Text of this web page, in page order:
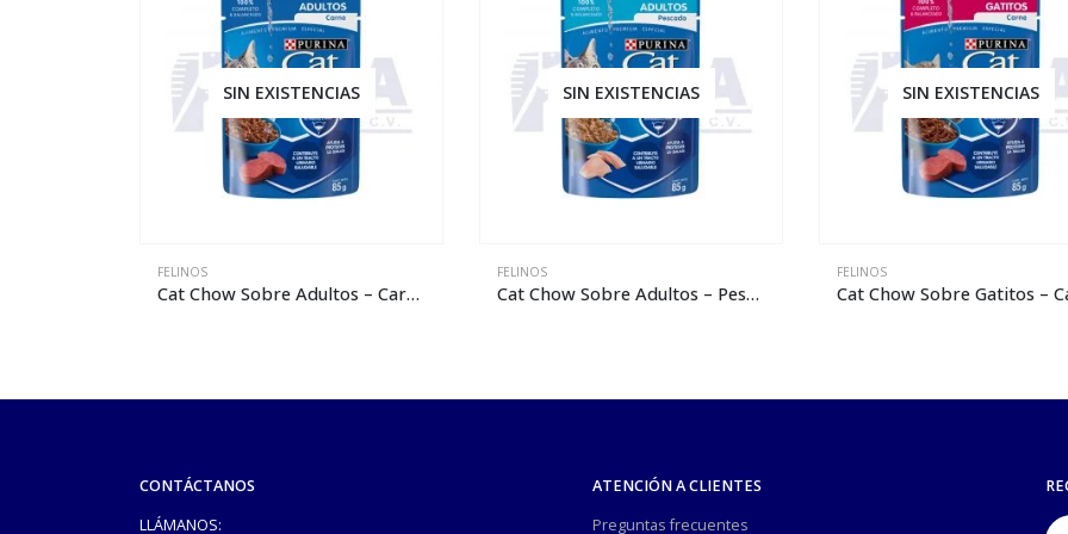
SIN EXISTENCIAS
FELINOS
Cat Chow Sobre Adultos – Pescado
SIN EXISTENCIAS
FELINOS
Cat Chow Sobre Gatitos – Carne
SIN EXISTENCIAS
FELINOS
CONTÁCTANOS
LLÁMANOS:
ATENCIÓN A CLIENTES
Preguntas frecuentes